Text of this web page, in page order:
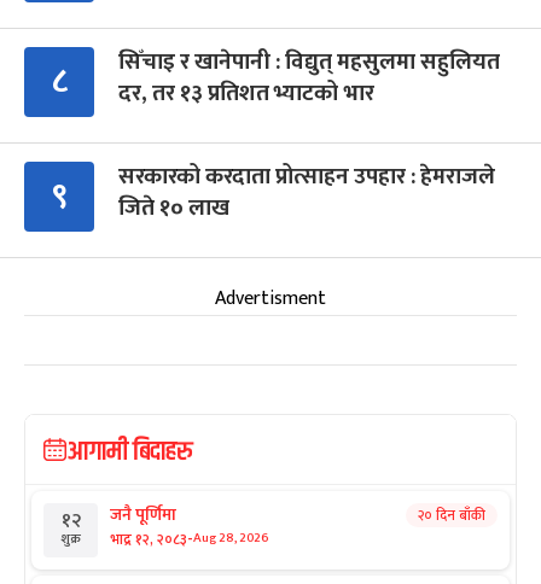
८
सिँचाइ र खानेपानी : विद्युत् महसुलमा सहुलियत
दर, तर १३ प्रतिशत भ्याटको भार
९
सरकारको करदाता प्रोत्साहन उपहार : हेमराजले
जिते १० लाख
Advertisment
आगामी बिदाहरु
१२
शुक्र
जनै पूर्णिमा
भाद्र १२, २०८३-Aug 28, 2026
२० दिन बाँकी